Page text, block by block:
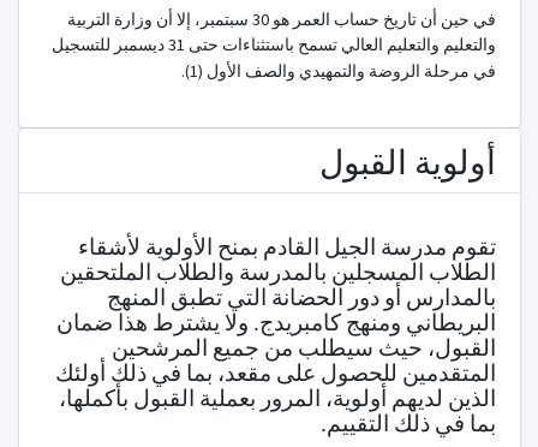
في حين أن تاريخ حساب العمر هو 30 سبتمبر، إلا أن وزارة التربية
والتعليم والتعليم العالي تسمح باستثناءات حتى 31 ديسمبر للتسجيل
في مرحلة الروضة والتمهيدي والصف الأول (1).
أولوية القبول
تقوم مدرسة الجيل القادم بمنح الأولوية لأشقاء
الطلاب المسجلين بالمدرسة والطلاب الملتحقين
بالمدارس أو دور الحضانة التي تطبق المنهج
البريطاني ومنهج كامبريدج. ولا يشترط هذا ضمان
القبول، حيث سيطلب من جميع المرشحين
المتقدمين للحصول على مقعد، بما في ذلك أولئك
الذين لديهم أولوية، المرور بعملية القبول بأكملها،
بما في ذلك التقييم.